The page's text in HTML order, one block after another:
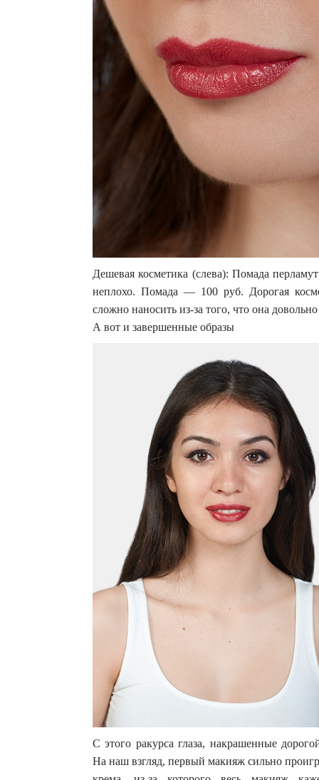
Дешевая косметика (слева): Помада
неплохо. Помада — 100 руб. Дорогая
сложно наносить из-за того, что она
А вот и завершенные образы
С этого ракурса глаза, накрашенные
На наш взгляд, первый макияж сильно